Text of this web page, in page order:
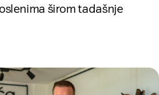
širom tadašnje